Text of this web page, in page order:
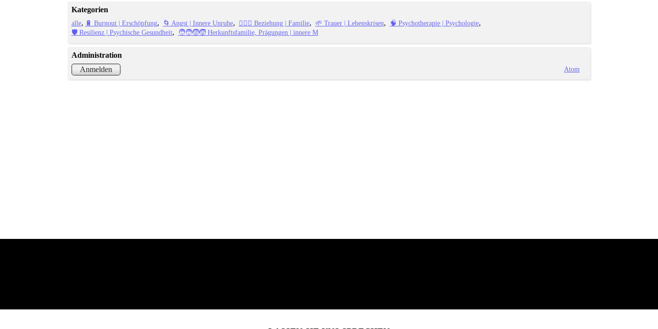
Kategorien
alle 🔋 Burnout | Erschöpfung 🌀 Angst | Innere Unruhe 👩‍❤️‍👨 Beziehung | Familie 🌱 Trauer | Lebenskrisen
🧠 Psychotherapie | Psychologie
🛡️ Resilienz | Psychische Gesundheit
🧑‍🧑‍🧒‍🧒 Herkunftsfamilie, Prägungen | innere M
Administration
Anmelden
Atom